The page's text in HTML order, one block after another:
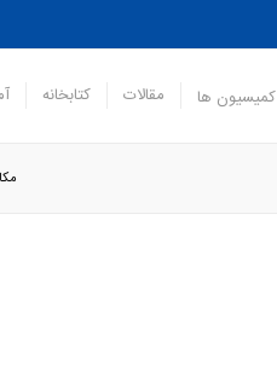
کمیسیون ها مقالات کتابخانه